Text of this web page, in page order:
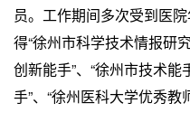
员。工作期间多次受到医
得“徐州市科学技术情报研
创新能手”、“徐州市技术能
手”、“徐州医科大学优秀教